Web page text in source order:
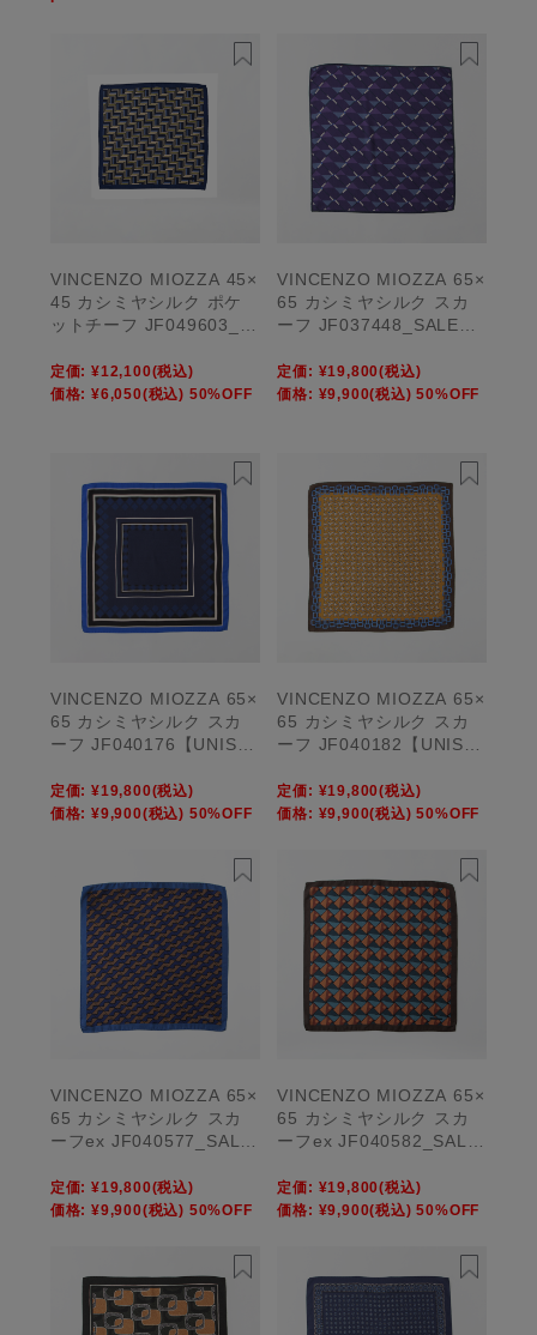
VINCENZO MIOZZA 45×
45 カシミヤシルク ポケ
ットチーフ JF049603_S
定価: ¥12,100(税込)
価格: ¥6,050(税込) 50%OFF
VINCENZO MIOZZA 65×
65 カシミヤシルク スカ
ーフ JF037448_SALE
定価: ¥19,800(税込)
価格: ¥9,900(税込) 50%OFF
VINCENZO MIOZZA 65×
65 カシミヤシルク スカ
ーフ JF040176【UNISE
定価: ¥19,800(税込)
価格: ¥9,900(税込) 50%OFF
VINCENZO MIOZZA 65×
65 カシミヤシルク スカ
ーフ JF040182【UNISE
定価: ¥19,800(税込)
価格: ¥9,900(税込) 50%OFF
VINCENZO MIOZZA 65×
65 カシミヤシルク スカ
ーフex JF040577_SALE
定価: ¥19,800(税込)
価格: ¥9,900(税込) 50%OFF
VINCENZO MIOZZA 65×
65 カシミヤシルク スカ
ーフex JF040582_SALE
定価: ¥19,800(税込)
価格: ¥9,900(税込) 50%OFF